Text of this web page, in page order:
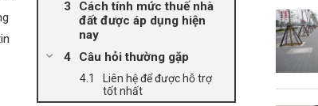
Cách tính mức thuế nhà
đất được áp dụng hiện
nay
Câu hỏi thường gặp
Liên hệ để được hỗ trợ
tốt nhất